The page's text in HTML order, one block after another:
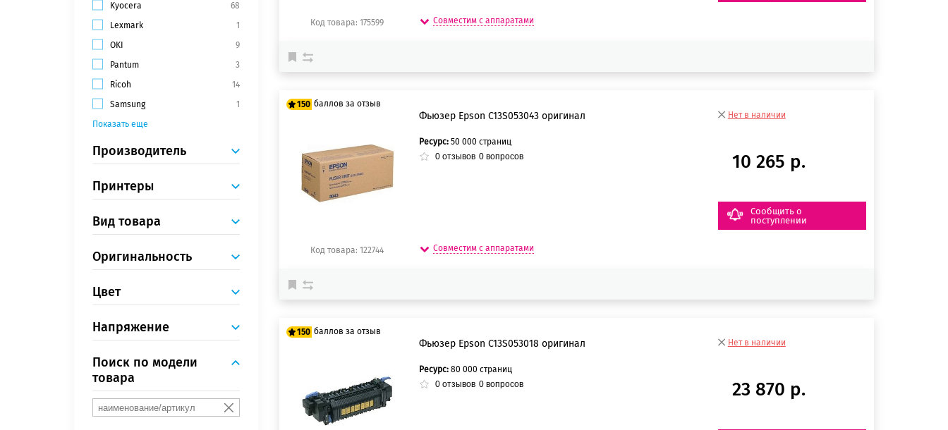
Kyocera
68
Lexmark
1
OKI
9
Pantum
3
Ricoh
14
Samsung
1
Показать еще
Производитель
Принтеры
Вид товара
Оригинальность
Цвет
Напряжение
Поиск по модели
товара
Код товара: 175599 Совместим с аппаратами
150 баллов за отзыв
150 баллов
Нет в наличии
Код товара: 122744
Фьюзер Epson C13S053043 оригинал
Ресурс: 50 000 страниц
0отзывов 0вопросов
Совместим с аппаратами
10 265 р.
Сообщить о
поступлении
150 баллов за отзыв
150 баллов
Нет в наличии
Фьюзер Epson C13S053018 оригинал
Ресурс: 80 000 страниц
0отзывов 0вопросов 23 870 р.